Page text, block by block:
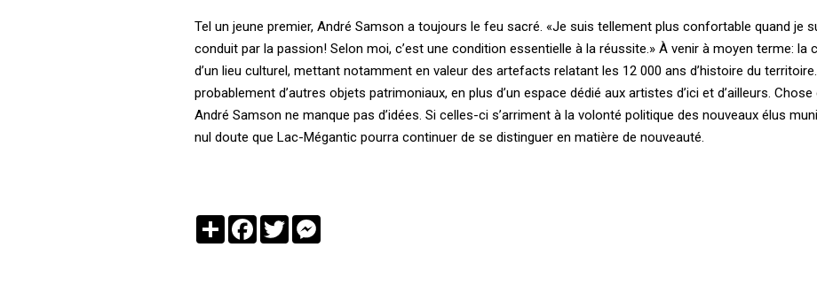
Tel un jeune premier, André Samson a toujours le feu sacré. «Je suis tellement plus confortable quand je
conduit par la passion! Selon moi, c’est une condition essentielle à la réussite.» À venir à moyen terme: la
d’un lieu culturel, mettant notamment en valeur des artefacts relatant les 12 000 ans d’histoire du
probablement d’autres objets patrimoniaux, en plus d’un espace dédié aux artistes d’ici et d’ailleurs. Chose
André Samson ne manque pas d’idées. Si celles-ci s’arriment à la volonté politique des nouveaux élus
nul doute que Lac-Mégantic pourra continuer de se distinguer en matière de nouveauté.
PartagerFacebook
TwitterMessenger